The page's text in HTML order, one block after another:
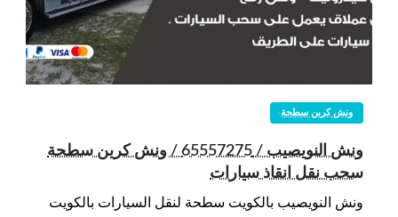
ونش كرين سطحة
ونش النويصيب / 65557275 / ونش كرين سطحة
سحب نقل انقاذ سيارات
ونش النويصيب بالكويت سطحة لنقل السيارات بالكويت